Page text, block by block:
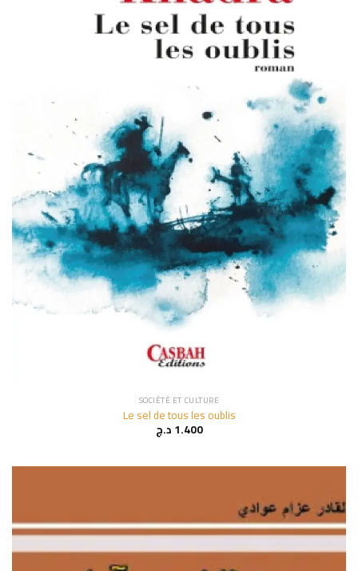
SOCIÉTÉ ET CULTURE
Le sel de tous les oublis
1.400د.ج